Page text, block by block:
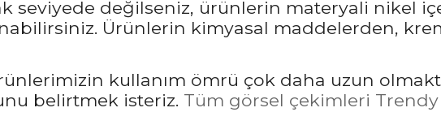
seviyede değilseniz, ürünlerin materyali nikel
Ürünlerin kimyasal maddelerden,
kullanım ömrü çok daha uzun
belirtmek isteriz. Tüm görsel çekimleri Trendy